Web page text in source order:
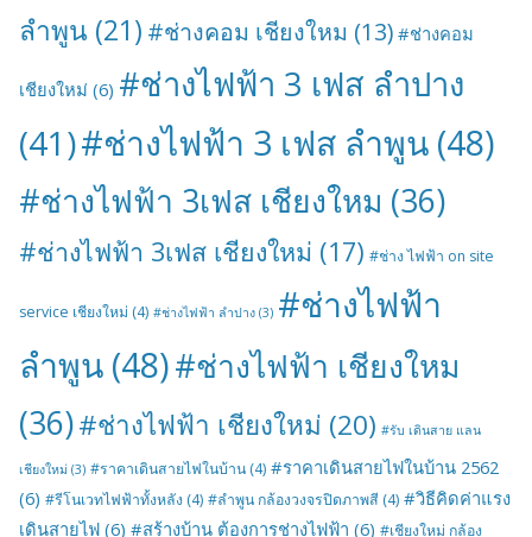
ลำพูน (21) #ช่างคอม เชียงใหม (13) #ช่างคอม
เชียงใหม่ (6) #ช่างไฟฟ้า 3 เฟส ลำปาง
(41)#ช่างไฟฟ้า 3 เฟส ลำพูน (48)
#ช่างไฟฟ้า 3เฟส เชียงใหม (36)
#ช่างไฟฟ้า 3เฟส เชียงใหม่ (17) #ช่าง ไฟฟ้า on site
service เชียงใหม่ (4) #ช่างไฟฟ้า ลำปาง (3) #ช่างไฟฟ้า
ลำพูน (48)#ช่างไฟฟ้า เชียงใหม
(36)#ช่างไฟฟ้า เชียงใหม่ (20) #รับ เดินสาย แลน
เชียงใหม่ (3) #ราคาเดินสายไฟในบ้าน (4) #ราคาเดินสายไฟในบ้าน 2562
(6) #รีโนเวทไฟฟ้าทั้งหลัง (4) #ลำพูน กล้องวงจรปิดภาพสี (4) #วิธีคิดค่าแรง
เดินสายไฟ (6) #สร้างบ้าน ต้องการช่างไฟฟ้า (6) #เชียงใหม่ กล้อง